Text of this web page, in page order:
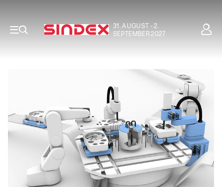
31. AUGUST - 2.
SEPTEMBER 2027